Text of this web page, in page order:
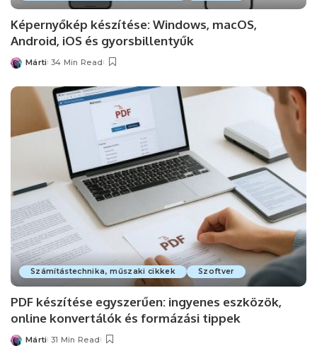
Képernyőkép készítése: Windows, macOS,
Android, iOS és gyorsbillentyűk
Posted
Márti 34 Min Read
Számítástechnika, műszaki cikkek Szoftver
PDF készítése egyszerűen: ingyenes eszközök,
online konvertálók és formázási tippek
Posted
Márti 31 Min Read